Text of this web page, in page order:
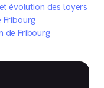
évolution des loyers
Fribourg
de Fribourg